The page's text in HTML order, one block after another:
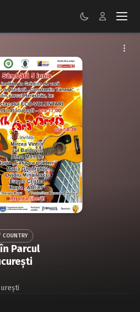
COUNTRY
Parcul